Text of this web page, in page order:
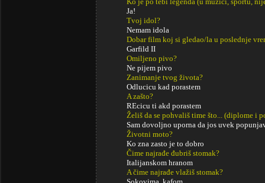
Ja!
Tvoj idol?
Nemam idola
Dobar film koj si gledao/la u poslednje
Garfild II
Omiljeno pivo?
Ne pijem pivo
Zanimanje tvog života?
Odlucicu kad porastem
A zašto?
REcicu ti akd porastem
Želiš da se pohvališ time što... (diplome i
Sam dovoljno uporna da jos uvek
Životni moto?
Ko zna zasto je to dobro
Čime najrađe đubriš stomak?
Italijanskom hranom
A čime najrađe vlažiš stomak?